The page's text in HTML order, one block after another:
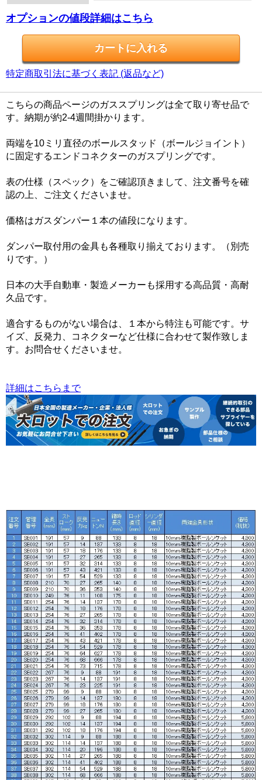
オプションの値段詳細はこちら
特定商取引法に基づく表記 (返品など)
こちらの商品ページのガススプリングは全て取り寄せ品で
す。納期が約2-4週間掛かります。
両端を10ミリ直径のボールスタッド（ボールジョイント）
に固定するエンドコネクターのガスプリングです。
表の仕様（スペック）をご確認頂きまして、注文番号を確
認の上、ご注文くださいませ。
価格はガスダンパー１本の値段になります。
ダンパー取付用の金具も各種取り揃えております。（別売
りです。）
日本の大手自動車・製造メーカーも採用する高品質・高耐
久品です。
適合するものがない場合は、１本から特注も可能です。サ
イズ、反発力、コネクターなど仕様に合わせて製作致しま
す。お問合せくださいませ。
詳細はこちらまで